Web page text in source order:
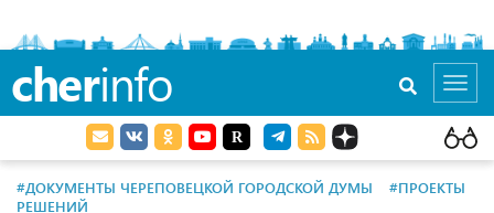
cherinfo
#ДОКУМЕНТЫ ЧЕРЕПОВЕЦКОЙ ГОРОДСКОЙ ДУМЫ
#ПРОЕКТЫ
РЕШЕНИЙ